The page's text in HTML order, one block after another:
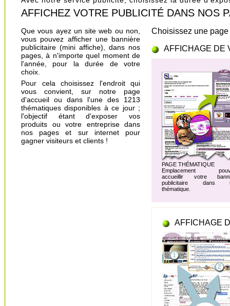
AFFICHEZ VOTRE PUBLICITÉ DANS NOS
Que vous ayez un site web ou non,
vous pouvez afficher une bannière
publicitaire (mini affiche), dans nos
pages, à n'importe quel moment de
l'année, pour la durée de votre
choix.
Pour cela choisissez l'endroit qui
vous convient, sur notre page
d'accueil ou dans l'une des 1213
thématiques disponibles à ce jour ;
l'objectif étant d'exposer vos
produits ou votre entreprise dans
nos pages et sur internet pour
gagner visiteurs et clients !
Choisissez une
AFFICHAGE DE
PAGE THÉMATIQUE
Emplacement
accueillir votre
publicitaire dans
thématique.
AFFICHAGE